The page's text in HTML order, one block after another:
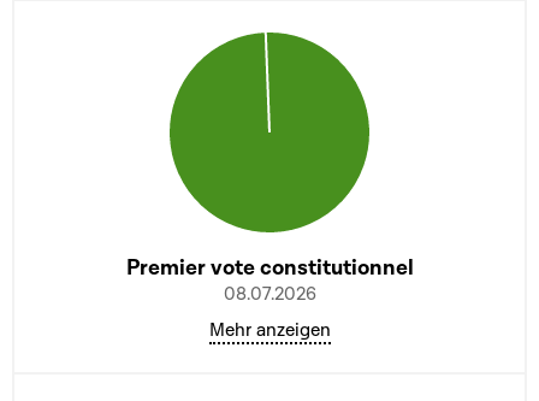
Premier vote constitutionnel
08.07.2026
Mehr anzeigen